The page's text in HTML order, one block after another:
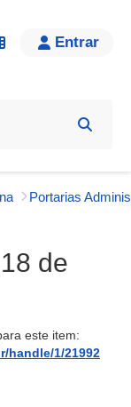
Entrar
de
este item:
handle/1/21992